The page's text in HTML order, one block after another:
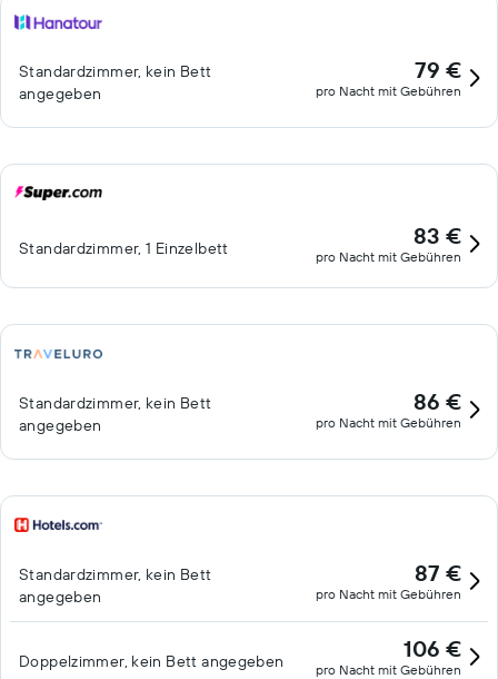
Standardzimmer, kein Bett
angegeben
79 €
pro Nacht mit Gebühren
Standardzimmer, 1 Einzelbett 83 €
pro Nacht mit Gebühren
Standardzimmer, kein Bett
angegeben
86 €
pro Nacht mit Gebühren
Standardzimmer, kein Bett
angegeben
87 €
pro Nacht mit Gebühren
Doppelzimmer, kein Bett angegeben 106 €
pro Nacht mit Gebühren